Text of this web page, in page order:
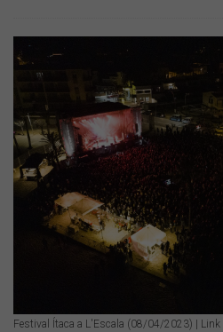
Festival Ítaca a L'Escala (08/04/2023) | Link